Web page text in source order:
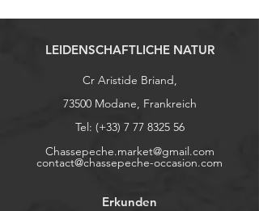
LEIDENSCHAFTLICHE NATUR
Cr Aristide Briand,
73500 Modane, Frankreich
Tel: (+33) 7 77 8325 56
Chassepeche.market@gmail.com
contact@chassepeche-occasion.com
Erkunden